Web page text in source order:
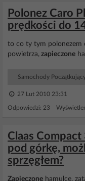
Polonez Caro
prędkości do
to co ty tym polonezem
powietrza, zapieczone
Samochody
27 Lut 2010 23:31
Odpowiedzi: 23
Claas
pod górkę,
sprzęgłem?
Zapieczone hamulce,